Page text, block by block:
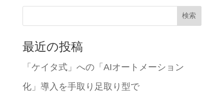
検索
最近の投稿
「ケイタ式」への「AIオートメーション
化」導入を手取り足取り型で